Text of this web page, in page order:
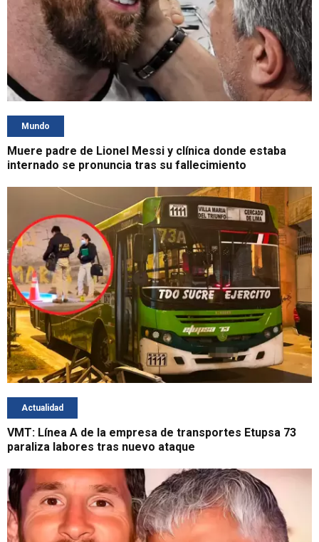
Mundo
Muere padre de Lionel Messi y clínica donde estaba
internado se pronuncia tras su fallecimiento
Actualidad
VMT: Línea A de la empresa de transportes Etupsa 73
paraliza labores tras nuevo ataque